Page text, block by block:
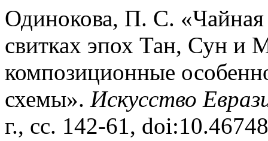
Одинокова, П. С. «Чайная
свитках эпох Тан, Сун
композиционные
схемы». Искусство
г., сс. 142-61,